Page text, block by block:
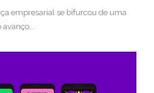
empresarial se bifurcou de uma